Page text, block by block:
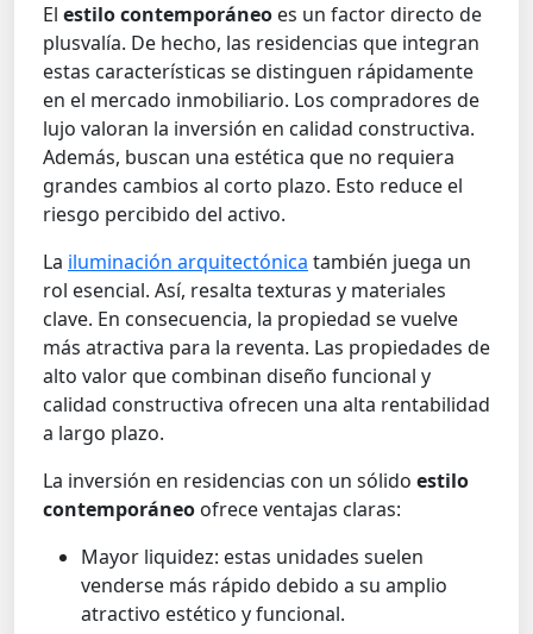
El estilo contemporáneo es un factor directo de
plusvalía. De hecho, las residencias que integran
estas características se distinguen rápidamente
en el mercado inmobiliario. Los compradores de
lujo valoran la inversión en calidad constructiva.
Además, buscan una estética que no requiera
grandes cambios al corto plazo. Esto reduce el
riesgo percibido del activo.
La iluminación arquitectónica también juega un
rol esencial. Así, resalta texturas y materiales
clave. En consecuencia, la propiedad se vuelve
más atractiva para la reventa. Las propiedades de
alto valor que combinan diseño funcional y
calidad constructiva ofrecen una alta rentabilidad
a largo plazo.
La inversión en residencias con un sólido estilo
contemporáneo ofrece ventajas claras:
Mayor liquidez: estas unidades suelen
venderse más rápido debido a su amplio
atractivo estético y funcional.